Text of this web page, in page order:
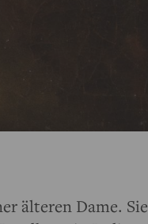
älteren Dame. Sie